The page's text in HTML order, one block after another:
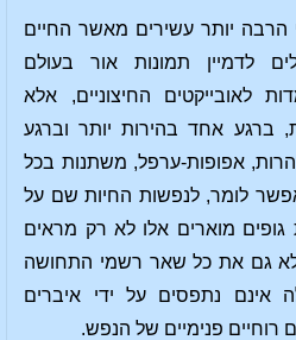
הרבה יותר עשירים מאשר החיים
לדמיין תמונות אור בעולם
לאובייקטים החיצוניים, אלא
ברגע אחד בהירות יותר וברגע
אפופות-ערפל, משתנות בכל
לומר, לנפשות החיות שם על
מוארים אלו לא רק מראים
גם את כל שאר רשמי התחושה
אינם נתפסים על ידי איברים
רוחיים פנימיים של הנפש.